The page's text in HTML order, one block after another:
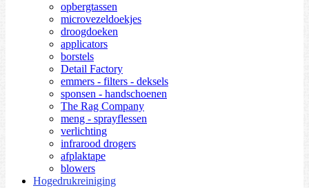
opbergtassen
microvezeldoekjes
droogdoeken
applicators
borstels
Detail Factory
emmers - filters - deksels
sponsen - handschoenen
The Rag Company
meng - sprayflessen
verlichting
infrarood drogers
afplaktape
blowers
Hogedrukreiniging